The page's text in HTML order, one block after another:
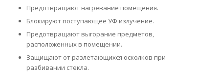
Предотвращают нагревание помещения.
Блокируют поступающее УФ излучение.
Предотвращают выгорание предметов,
расположенных в помещении.
Защищают от разлетающихся осколков при
разбивании стекла.